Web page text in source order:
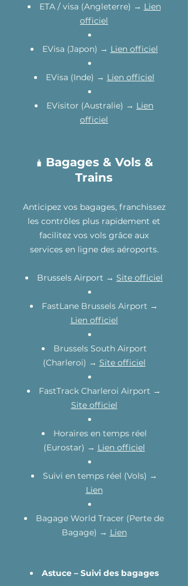
ETA / visa (Angleterre) → Lien
officiel
EVisa (Japon) → Lien officiel
EVisa (Inde) → Lien officiel
EVisitor (Australie) → Lien
officiel
🧳 Bagages & Vols &
Trains
Anticipez vos bagages, franchissez
les contrôles plus rapidement et
facilitez vos vols grâce aux
services en ligne des aéroports.
Brussels Airport → Site officiel
FastLane Brussels Airport →
Lien officiel
Brussels South Airport
(Charleroi) → Site officiel
FastTrack Charleroi Airport →
Site officiel
Horaires en temps réel
(Eurostar) → Lien officiel
Suivi en temps réel (Vols) →
Lien
Bagage World Tracer (Perte de
Bagage) → Lien
Astuce – Suivi des bagages